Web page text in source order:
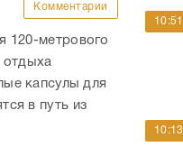
Комментарии
120-метрового
отдыха
капсулы для
в путь из
10:51
10:13